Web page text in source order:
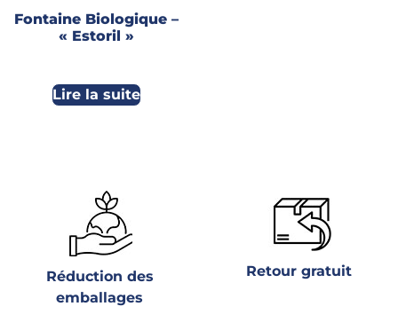
Fontaine Biologique –
« Estoril »
Lire la suite
Réduction des
emballages
Retour gratuit